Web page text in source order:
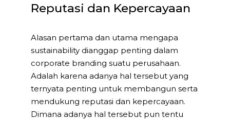
Reputasi dan Kepercayaan
Alasan pertama dan utama mengapa
sustainability dianggap penting dalam
corporate branding suatu perusahaan.
Adalah karena adanya hal tersebut yang
ternyata penting untuk membangun serta
mendukung reputasi dan kepercayaan.
Dimana adanya hal tersebut pun tentu